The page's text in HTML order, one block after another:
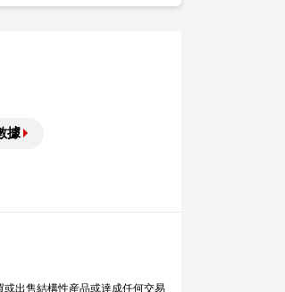
據
出售結構性産品或達成任何交易